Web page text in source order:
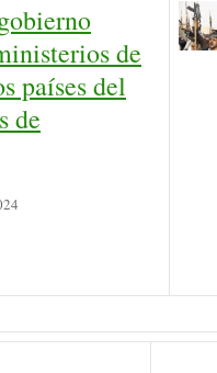
de
países del
de